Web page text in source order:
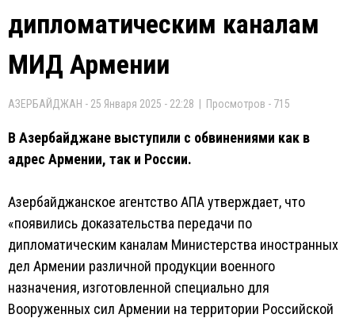
дипломатическим каналам
МИД Армении
АЗЕРБАЙДЖАН - 25 Января 2025 - 22:28 | Просмотров - 715
В Азербайджане выступили с обвинениями как в
адрес Армении, так и России.
Азербайджанское агентство АПА утверждает, что
«появились доказательства передачи по
дипломатическим каналам Министерства иностранных
дел Армении различной продукции военного
назначения, изготовленной специально для
Вооруженных сил Армении на территории Российской